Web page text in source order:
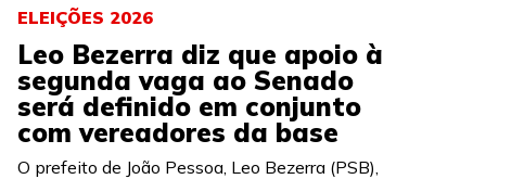
ELEIÇÕES 2026
Leo Bezerra diz que apoio à
segunda vaga ao Senado
será definido em conjunto
com vereadores da base
O prefeito de João Pessoa, Leo Bezerra (PSB),